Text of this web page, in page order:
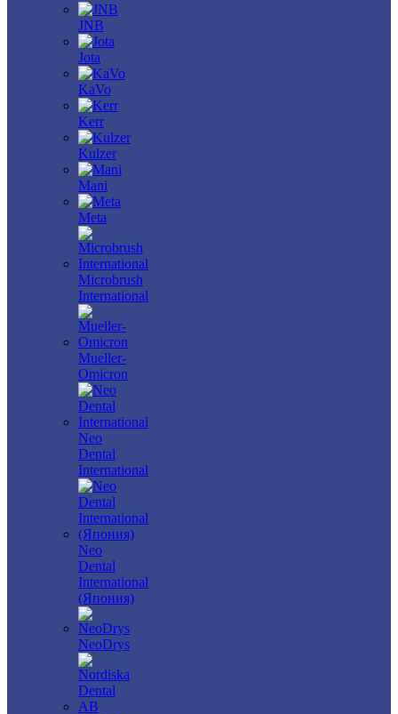
JNB
Jota
KaVo
Kerr
Kulzer
Mani
Meta
Microbrush
International
Mueller-
Omicron
Neo
Dental
International
Neo
Dental
International
(Япония)
NeoDrys